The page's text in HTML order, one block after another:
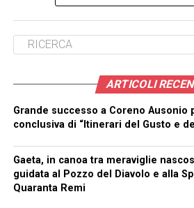
ARTICOLI
Grande successo a Coreno Ausonio
conclusiva di “Itinerari del Gusto e
Gaeta, in canoa tra meraviglie
guidata al Pozzo del Diavolo e alla
Quaranta Remi